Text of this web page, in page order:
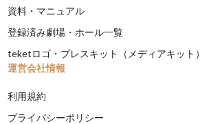
資料・マニュアル
登録済み劇場・ホール一覧
teketロゴ・プレスキット（メディアキット）
運営会社情報
利用規約
プライバシーポリシー